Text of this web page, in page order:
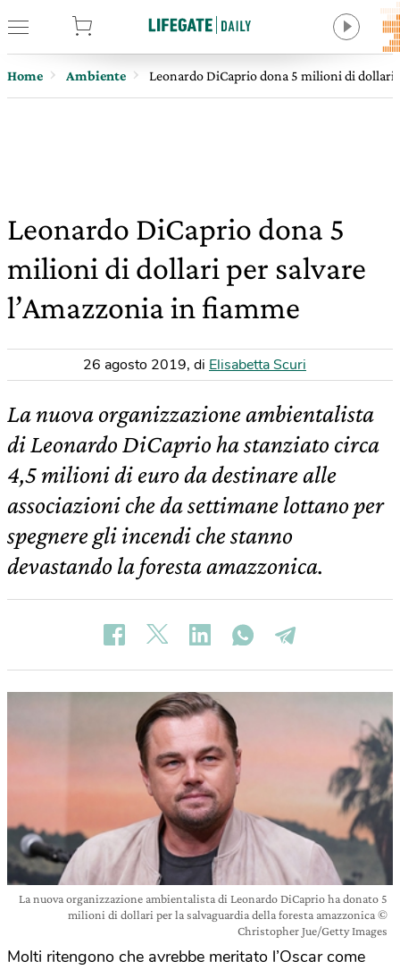
Home Ambiente Leonardo DiCaprio dona 5 milioni di dollari
Leonardo DiCaprio dona 5
milioni di dollari per salvare
l’Amazzonia in fiamme
26 agosto 2019, di Elisabetta Scuri
La nuova organizzazione ambientalista
di Leonardo DiCaprio ha stanziato circa
4,5 milioni di euro da destinare alle
associazioni che da settimane lottano per
spegnere gli incendi che stanno
devastando la foresta amazzonica.
La nuova organizzazione ambientalista di Leonardo DiCaprio ha donato 5
milioni di dollari per la salvaguardia della foresta amazzonica ©
Christopher Jue/Getty Images
Molti ritengono che avrebbe meritato l’Oscar come